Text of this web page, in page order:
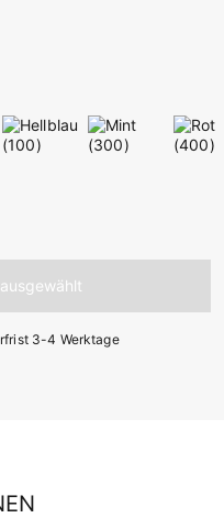
3-4 Werktage